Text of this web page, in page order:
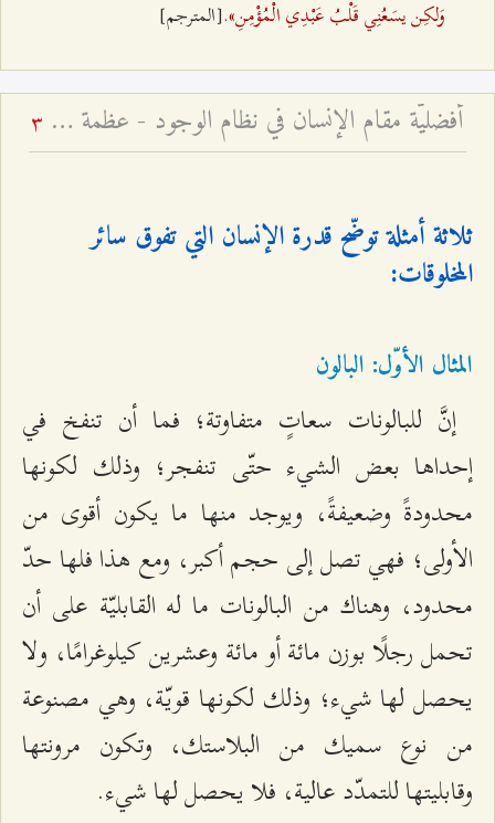
وَلكِن یسَعُنِي قَلْبُ عَبْدِي الْمُؤْمِنِ».[المترجم]
أفضليّة مقام الإنسان في نظام الوجود - عظمة مقام الإنسان الكامل 3
ثلاثة أمثلة توضّح قدرة الإنسان التي تفوق سائر
المخلوقات:
المثال الأوّل: البالون
إنَّ للبالونات سعاتٍ متفاوتة؛ فما أن تنفخ في
إحداها بعض الشيء حتّى تنفجر؛ وذلك لكونها
محدودةً وضعيفةً، ويوجد منها ما يكون أقوى من
الأولى؛ فهي تصل إلى حجم أكبر، ومع هذا فلها حدّ
محدود، وهناك من البالونات ما له القابليّة على أن
تحمل رجلًا بوزن مائة أو مائة وعشرين كيلوغرامًا، ولا
يحصل لها شيء؛ وذلك لكونها قويّة، وهي مصنوعة
من نوع سميك من البلاستك، وتكون مرونتها
وقابليتها للتمدّد عالية، فلا يحصل لها شيء.